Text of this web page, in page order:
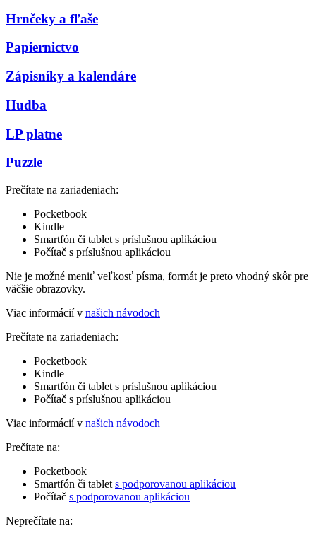
Hrnčeky a fľaše
Papiernictvo
Zápisníky a kalendáre
Hudba
LP platne
Puzzle
Prečítate na zariadeniach:
Pocketbook
Kindle
Smartfón či tablet s príslušnou aplikáciou
Počítač s príslušnou aplikáciou
Nie je možné meniť veľkosť písma, formát je preto vhodný skôr pre
väčšie obrazovky.
Viac informácií v našich návodoch
Prečítate na zariadeniach:
Pocketbook
Kindle
Smartfón či tablet s príslušnou aplikáciou
Počítač s príslušnou aplikáciou
Viac informácií v našich návodoch
Prečítate na:
Pocketbook
Smartfón či tablet s podporovanou aplikáciou
Počítač s podporovanou aplikáciou
Neprečítate na: